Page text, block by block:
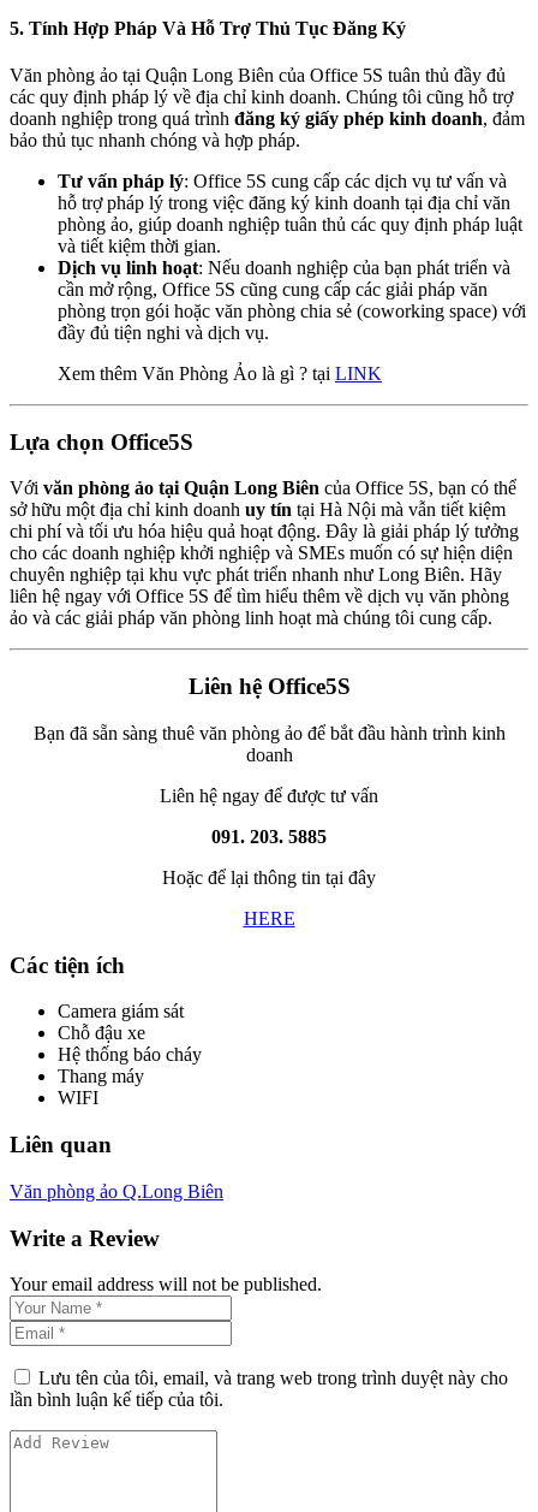
5. Tính Hợp Pháp Và Hỗ Trợ Thủ Tục Đăng Ký
Văn phòng ảo tại Quận Long Biên của Office 5S tuân thủ đầy đủ
các quy định pháp lý về địa chỉ kinh doanh. Chúng tôi cũng hỗ trợ
doanh nghiệp trong quá trình đăng ký giấy phép kinh doanh, đảm
bảo thủ tục nhanh chóng và hợp pháp.
Tư vấn pháp lý: Office 5S cung cấp các dịch vụ tư vấn và
hỗ trợ pháp lý trong việc đăng ký kinh doanh tại địa chỉ văn
phòng ảo, giúp doanh nghiệp tuân thủ các quy định pháp luật
và tiết kiệm thời gian.
Dịch vụ linh hoạt: Nếu doanh nghiệp của bạn phát triển và
cần mở rộng, Office 5S cũng cung cấp các giải pháp văn
phòng trọn gói hoặc văn phòng chia sẻ (coworking space) với
đầy đủ tiện nghi và dịch vụ.
Xem thêm Văn Phòng Ảo là gì ? tại LINK
Lựa chọn Office5S
Với văn phòng ảo tại Quận Long Biên của Office 5S, bạn có thể
sở hữu một địa chỉ kinh doanh uy tín tại Hà Nội mà vẫn tiết kiệm
chi phí và tối ưu hóa hiệu quả hoạt động. Đây là giải pháp lý tưởng
cho các doanh nghiệp khởi nghiệp và SMEs muốn có sự hiện diện
chuyên nghiệp tại khu vực phát triển nhanh như Long Biên. Hãy
liên hệ ngay với Office 5S để tìm hiểu thêm về dịch vụ văn phòng
ảo và các giải pháp văn phòng linh hoạt mà chúng tôi cung cấp.
Liên hệ Office5S
Bạn đã sẵn sàng thuê văn phòng ảo để bắt đầu hành trình kinh
doanh
Liên hệ ngay để được tư vấn
091. 203. 5885
Hoặc để lại thông tin tại đây
HERE
Các tiện ích
Camera giám sát
Chỗ đậu xe
Hệ thống báo cháy
Thang máy
WIFI
Liên quan
Văn phòng ảo Q.Long Biên
Write a Review
Your email address will not be published.
Lưu tên của tôi, email, và trang web trong trình duyệt này cho
lần bình luận kế tiếp của tôi.